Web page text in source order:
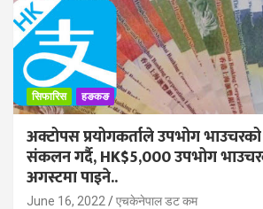
सिफारिस हङकङ
अक्टोपस प्रयोगकर्ताले उपभोग
संकलन गर्दै, HK$5,000 उपभोग
अगस्टमा पाइने..
June 16, 2022 एचकेनेपाल डट कम